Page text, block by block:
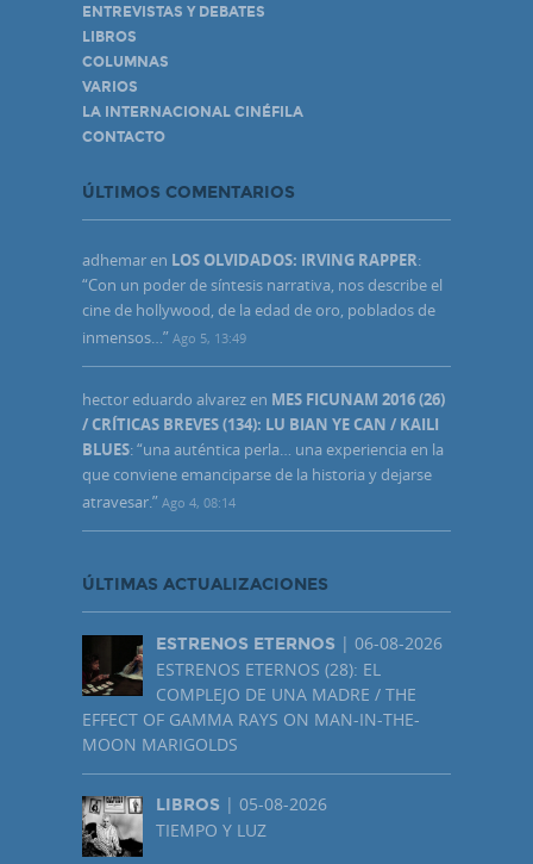
ENTREVISTAS Y DEBATES
LIBROS
COLUMNAS
VARIOS
LA INTERNACIONAL CINÉFILA
CONTACTO
ÚLTIMOS COMENTARIOS
adhemar en LOS OLVIDADOS: IRVING RAPPER:
“Con un poder de síntesis narrativa, nos describe el
cine de hollywood, de la edad de oro, poblados de
inmensos…” Ago 5, 13:49
hector eduardo alvarez en MES FICUNAM 2016 (26)
/ CRÍTICAS BREVES (134): LU BIAN YE CAN / KAILI
BLUES: “una auténtica perla… una experiencia en la
que conviene emanciparse de la historia y dejarse
atravesar.” Ago 4, 08:14
ÚLTIMAS ACTUALIZACIONES
ESTRENOS ETERNOS | 06-08-2026
ESTRENOS ETERNOS (28): EL
COMPLEJO DE UNA MADRE / THE
EFFECT OF GAMMA RAYS ON MAN-IN-THE-
MOON MARIGOLDS
LIBROS | 05-08-2026
TIEMPO Y LUZ